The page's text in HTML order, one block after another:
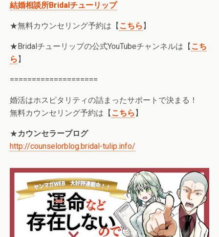
結婚相談所Bridalチューリップ
★無料カウンセリング予約は【 こちら 】
★Bridalチューリップの公式YouTubeチャンネルは【 こち
ら 】
====================
婚活はホスピタリティの詰まったサポートで決まる！
無料カウンセリング予約は【 こちら 】
★カウンセラーブログ
http://counselorblog.bridal-tulip.info/